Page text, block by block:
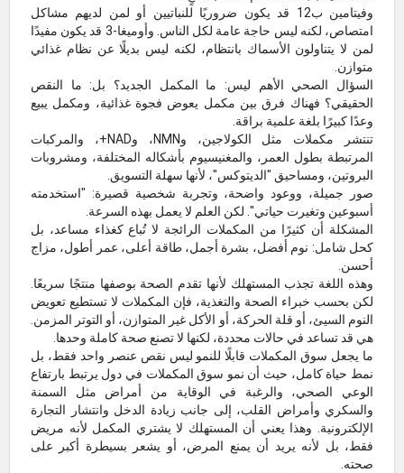
وفيتامين ب12 قد يكون ضروريًا للنباتيين أو لمن لديهم مشاكل
امتصاص، لكنه ليس حاجة عامة لكل الناس. وأوميغا-3 قد يكون مفيدًا
لمن لا يتناولون الأسماك بانتظام، لكنه ليس بديلًا عن نظام غذائي
متوازن.
السؤال الصحي الأهم ليس: ما المكمل الجديد؟ بل: ما النقص
الحقيقي؟ فهناك فرق بين مكمل يعوض فجوة غذائية، ومكمل يبيع
وعدًا كبيرًا بلغة علمية براقة.
تنتشر مكملات مثل الكولاجين، وNMN، وNAD+، والمركبات
المرتبطة بطول العمر، والمغنيسيوم بأشكاله المختلفة، ومشروبات
البروتين، ومساحيق "الديتوكس"، لأنها سهلة التسويق.
صور جميلة، ووعود واضحة، وتجربة شخصية قصيرة: "استخدمته
أسبوعين وتغيرت حياتي". لكن العلم لا يعمل بهذه السرعة.
المشكلة أن كثيرًا من المكملات الرائجة لا تُباع كغذاء مساعد، بل
كحل شامل: نوم أفضل، بشرة أجمل، طاقة أعلى، عمر أطول، مزاج
أحسن.
وهذه اللغة تجذب المستهلك لأنها تقدم الصحة بوصفها منتجًا سريعًا.
لكن بحسب خبراء الصحة والتغذية، فإن المكملات لا تستطيع تعويض
النوم السيئ، أو قلة الحركة، أو الأكل غير المتوازن، أو التوتر المزمن.
هي قد تساعد في حالات محددة، لكنها لا تصنع صحة كاملة وحدها.
ما يجعل سوق المكملات قابلًا للنمو ليس نقص عنصر واحد فقط، بل
نمط حياة كامل، حيث أن نمو سوق المكملات في دول يرتبط بارتفاع
الوعي الصحي، والرغبة في الوقاية من أمراض مثل السمنة
والسكري وأمراض القلب، إلى جانب زيادة الدخل وانتشار التجارة
الإلكترونية. وهذا يعني أن المستهلك لا يشتري المكمل لأنه مريض
فقط، بل لأنه يريد أن يمنع المرض، أو يشعر بسيطرة أكبر على
صحته.